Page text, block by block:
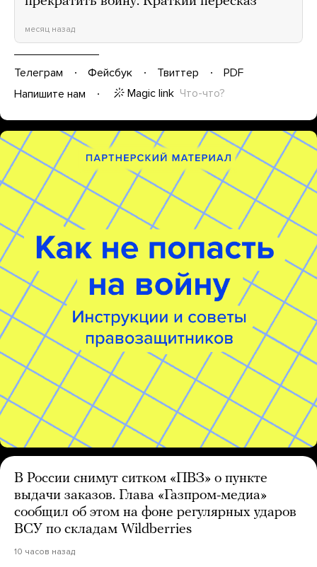
месяц назад
Телеграм Фейсбук Твиттер
PDF
Напишите нам
Magic link Что-что?
В России снимут ситком «ПВЗ» о пункте
выдачи заказов. Глава «Газпром-медиа»
сообщил об этом на фоне регулярных ударов
ВСУ по складам Wildberries
10 часов назад